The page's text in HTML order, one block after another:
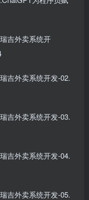
吉外卖系统开
吉外卖系统开发-02.
吉外卖系统开发-03.
吉外卖系统开发-04.
吉外卖系统开发-05.